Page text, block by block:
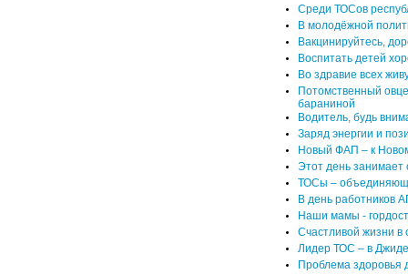
Среди ТОСов
В молодёжной
Вакцинируйтесь,
Воспитать детей
Во здравие всех
Потомственный
бараниной
Водитель, будь
Заряд энергии и
Новый ФАП – к
Этот день
ТОСы –
В день работников
Наши мамы -
Счастливой жизни в
Лидер ТОС – в
Проблема здоровья